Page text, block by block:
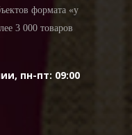
формата «у
3 000 товаров
пн-пт: 09:00